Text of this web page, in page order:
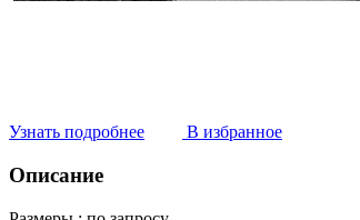
Узнать подробнее В избранное
Описание